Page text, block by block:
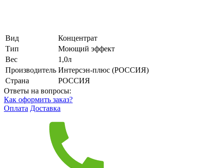
Вид
Концентрат
Тип
Моющий эффект
Вес
1,0л
Производитель Интерсэн-плюс (РОССИЯ)
Страна
РОССИЯ
Ответы на вопросы:
Как оформить заказ?
Оплата Доставка